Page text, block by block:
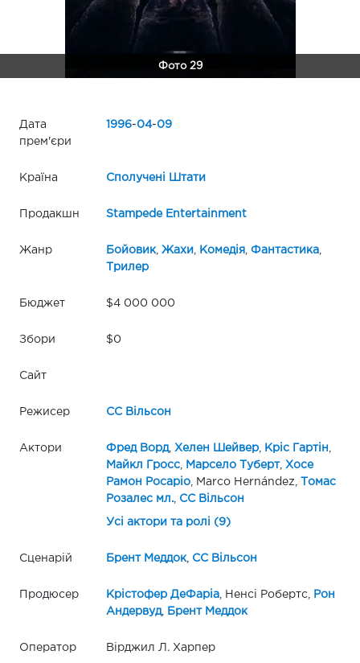
Фото 29
Дата
прем'єри
1996-04-09
Країна Сполучені Штати
Продакшн Stampede Entertainment
Жанр Бойовик, Жахи Комедія, Фантастика,
Трилер
Бюджет $4 000 000
Збори $0
Сайт
Режисер СС Вільсон
Актори Фред Ворд, Хелен Шейвер, Кріс Гартін
Майкл Гросс, Марсело Туберт, Хосе
Рамон Росаріо, Marco Hernández,
Томас
Розалес мл., СС Вільсон
Усі актори та ролі (9)
Сценарій Брент Меддок, СС Вільсон
Продюсер Крістофер ДеФаріа, Ненсі Робертс,
Рон
Андервуд, Брент Меддок
Оператор Вірджил Л. Харпер